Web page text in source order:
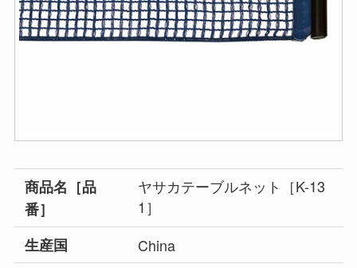
商品名［品
番］
ヤサカテーブルネット［K-13
1］
生産国
China